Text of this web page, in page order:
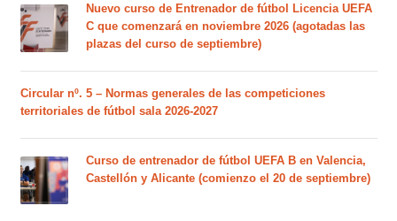
Nuevo curso de Entrenador de fútbol Licencia UEFA
C que comenzará en noviembre 2026 (agotadas las
plazas del curso de septiembre)
Circular nº. 5 – Normas generales de las competiciones
territoriales de fútbol sala 2026-2027
Curso de entrenador de fútbol UEFA B en Valencia,
Castellón y Alicante (comienzo el 20 de septiembre)